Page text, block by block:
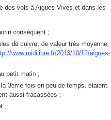
des vols à Aigues-Vives et dans les
conséquent ;
de cuivre, de valeur très moyenne,
www.midilibre.fr/2013/10/12/aigues-
petit matin ;
3éme fois en peu de temps, étaient
aussi fracassées ;
;